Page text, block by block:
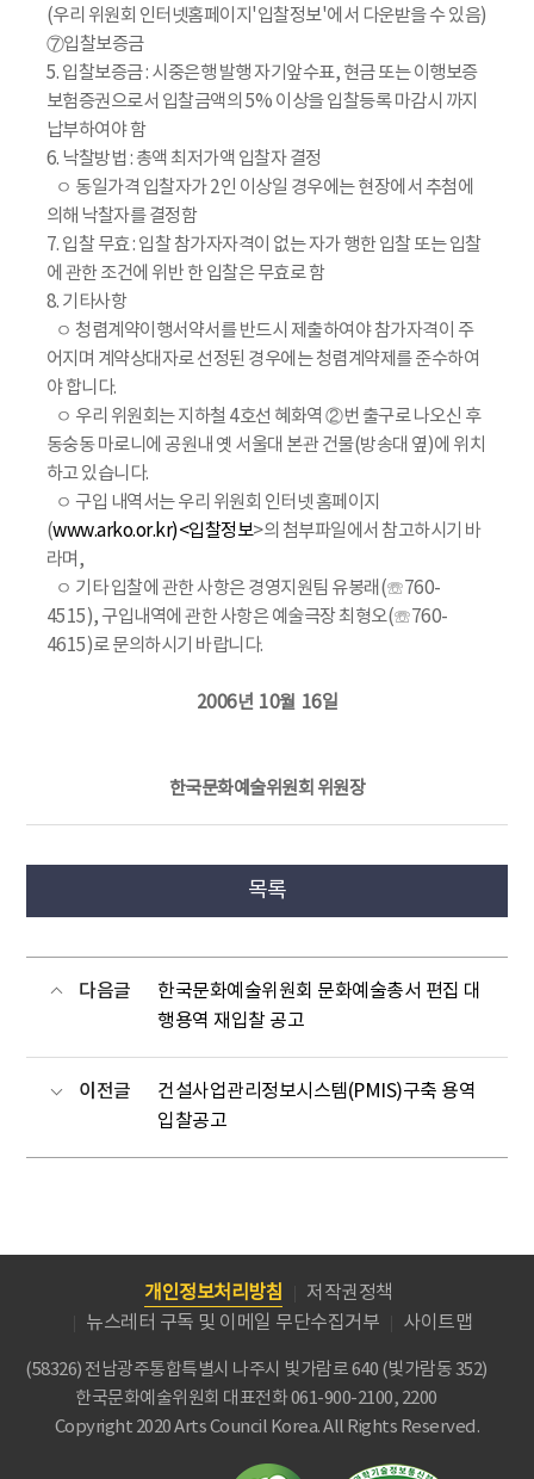
(우리 위원회 인터넷홈페이지'입찰정보'에서 다운받을 수 있음)
⑦입찰보증금
5. 입찰보증금 : 시중은행 발행 자기앞수표, 현금 또는 이행보증
보험증권으로서 입찰금액의 5% 이상을 입찰등록 마감시 까지
납부하여야 함
6. 낙찰방법 : 총액 최저가액 입찰자 결정
ㅇ 동일가격 입찰자가 2인 이상일 경우에는 현장에서 추첨에
의해 낙찰자를 결정함
7. 입찰 무효 : 입찰 참가자자격이 없는 자가 행한 입찰 또는 입찰
에 관한 조건에 위반 한 입찰은 무효로 함
8. 기타사항
ㅇ 청렴계약이행서약서를 반드시 제출하여야 참가자격이 주
어지며 계약상대자로 선정된 경우에는 청렴계약제를 준수하여
야 합니다.
ㅇ 우리 위원회는 지하철 4호선 혜화역 ②번 출구로 나오신 후
동숭동 마로니에 공원내 옛 서울대 본관 건물(방송대 옆)에 위치
하고 있습니다.
ㅇ 구입 내역서는 우리 위원회 인터넷 홈페이지
(www.arko.or.kr)<입찰정보>의 첨부파일에서 참고하시기 바
라며,
ㅇ 기타 입찰에 관한 사항은 경영지원팀 유봉래(☏760-
4515), 구입내역에 관한 사항은 예술극장 최형오(☏760-
4615)로 문의하시기 바랍니다.
2006년 10월 16일
한국문화예술위원회 위원장
목록
다음글
한국문화예술위원회 문화예술총서 편집 대
행용역 재입찰 공고
이전글
건설사업관리정보시스템(PMIS)구축 용역
입찰공고
개인정보처리방침
저작권정책
뉴스레터 구독 및 이메일 무단수집거부
사이트맵
(58326) 전남광주통합특별시 나주시 빛가람로 640 (빛가람동 352)
한국문화예술위원회 대표전화 061-900-2100, 2200
Copyright 2020 Arts Council Korea. All Rights Reserved.